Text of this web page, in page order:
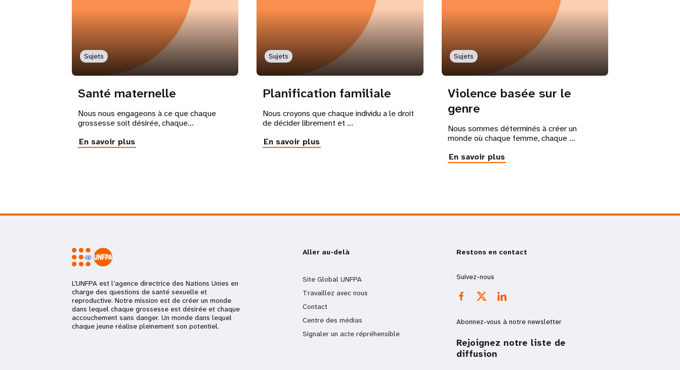
Sujets
Santé maternelle
Nous nous engageons à ce que chaque
grossesse soit désirée, chaque...
En savoir plus
Sujets
Planification familiale
Nous croyons que chaque individu a le droit
de décider librement et ...
En savoir plus
Sujets
Violence basée sur le
genre
Nous sommes déterminés à créer un
monde où chaque femme, chaque ...
En savoir plus
L’UNFPA est l’agence directrice des Nations Unies en
charge des questions de santé sexuelle et
reproductive. Notre mission est de créer un monde
dans lequel chaque grossesse est désirée et chaque
accouchement sans danger. Un monde dans lequel
chaque jeune réalise pleinement son potentiel.
Aller au-delà
Site Global UNFPA
Travaillez avec nous
Contact
Centre des médias
Signaler un acte répréhensible
Restons en contact
Suivez-nous
Abonnez-vous à notre newsletter
Rejoignez notre liste de
diffusion